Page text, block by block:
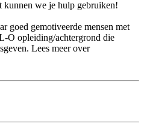
kunnen we je hulp gebruiken!
goed gemotiveerde mensen met
O opleiding/achtergrond die
Lees meer over